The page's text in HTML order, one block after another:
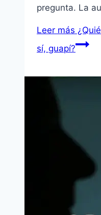
pregunta. La
Leer más
sí, guapí?